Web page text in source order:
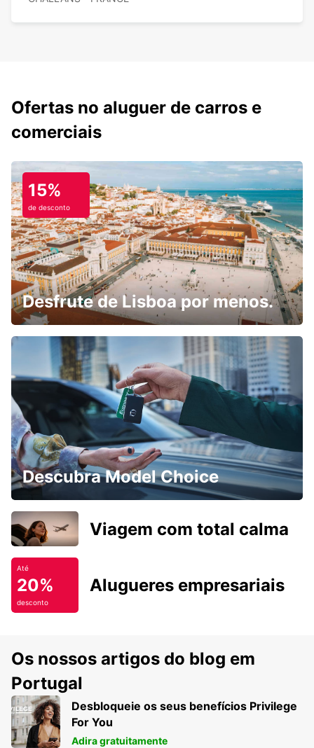
Ofertas no aluguer de carros e
comerciais
15%
de desconto
Desfrute de Lisboa por menos.
Descubra Model Choice
Viagem com total calma
Até
20%
desconto
Alugueres empresariais
Os nossos artigos do blog em
Portugal
Desbloqueie os seus benefícios Privilege
For You
Adira gratuitamente